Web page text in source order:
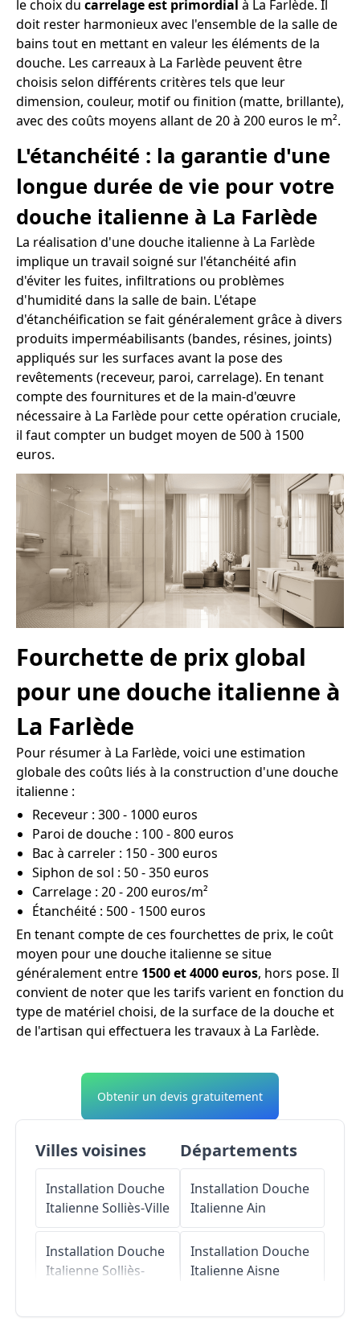
le choix du carrelage est primordial à La Farlède. Il
doit rester harmonieux avec l'ensemble de la salle de
bains tout en mettant en valeur les éléments de la
douche. Les carreaux à La Farlède peuvent être
choisis selon différents critères tels que leur
dimension, couleur, motif ou finition (matte, brillante),
avec des coûts moyens allant de 20 à 200 euros le m².
L'étanchéité : la garantie d'une
longue durée de vie pour votre
douche italienne à La Farlède
La réalisation d'une douche italienne à La Farlède
implique un travail soigné sur l'étanchéité afin
d'éviter les fuites, infiltrations ou problèmes
d'humidité dans la salle de bain. L'étape
d'étanchéification se fait généralement grâce à divers
produits imperméabilisants (bandes, résines, joints)
appliqués sur les surfaces avant la pose des
revêtements (receveur, paroi, carrelage). En tenant
compte des fournitures et de la main-d'œuvre
nécessaire à La Farlède pour cette opération cruciale,
il faut compter un budget moyen de 500 à 1500
euros.
Fourchette de prix global
pour une douche italienne à
La Farlède
Pour résumer à La Farlède, voici une estimation
globale des coûts liés à la construction d'une douche
italienne :
Receveur : 300 - 1000 euros
Paroi de douche : 100 - 800 euros
Bac à carreler : 150 - 300 euros
Siphon de sol : 50 - 350 euros
Carrelage : 20 - 200 euros/m²
Étanchéité : 500 - 1500 euros
En tenant compte de ces fourchettes de prix, le coût
moyen pour une douche italienne se situe
généralement entre 1500 et 4000 euros, hors pose. Il
convient de noter que les tarifs varient en fonction du
type de matériel choisi, de la surface de la douche et
de l'artisan qui effectuera les travaux à La Farlède.
Obtenir un devis gratuitement
Villes voisines
Installation Douche
ItalienneSolliès-Ville
Installation Douche
Italienne Solliès-
Départements
Installation Douche
ItalienneAin
Installation Douche
ItalienneAisne
Installation Douche